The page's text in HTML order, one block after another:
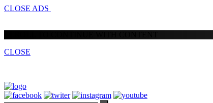
CLOSE ADS
CLOSE